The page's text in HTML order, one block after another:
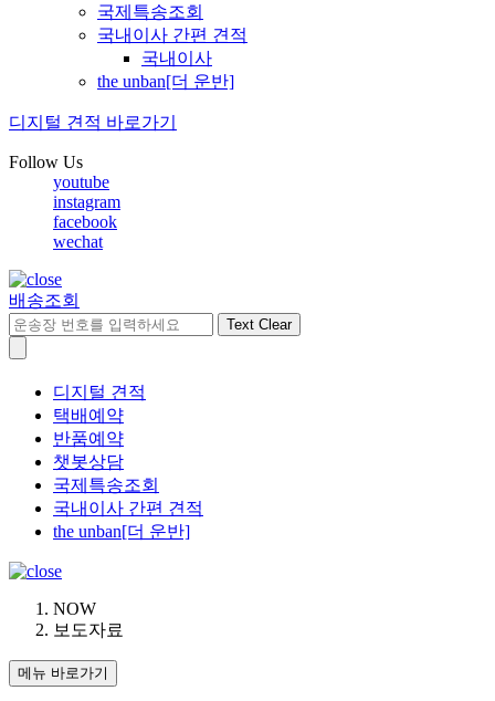
국제특송조회
국내이사 간편 견적
국내이사
the unban[더 운반]
디지털 견적 바로가기
Follow Us
youtube
instagram
facebook
wechat
배송조회
Text Clear
디지털 견적
택배예약
반품예약
챗봇상담
국제특송조회
국내이사 간편 견적
the unban[더 운반]
NOW
보도자료
메뉴 바로가기